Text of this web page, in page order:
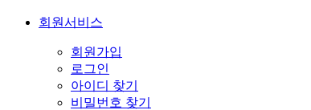
회원서비스
회원가입
로그인
아이디 찾기
비밀번호 찾기